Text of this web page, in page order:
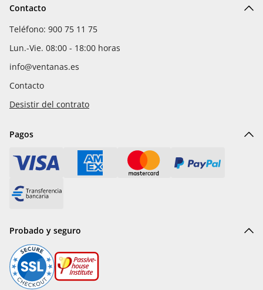
Contacto
Teléfono: 900 75 11 75
Lun.-Vie. 08:00 - 18:00 horas
info@ventanas.es
Contacto
Desistir del contrato
Pagos
Probado y seguro